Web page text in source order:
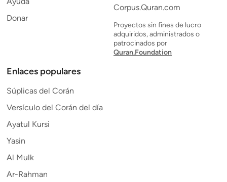
Donar
Corpus.Quran.com
Proyectos sin fines de lucro
adquiridos, administrados o
patrocinados por
Quran.Foundation
Enlaces populares
Súplicas del Corán
Versículo del Corán del día
Ayatul Kursi
Yasin
Al Mulk
Ar-Rahman